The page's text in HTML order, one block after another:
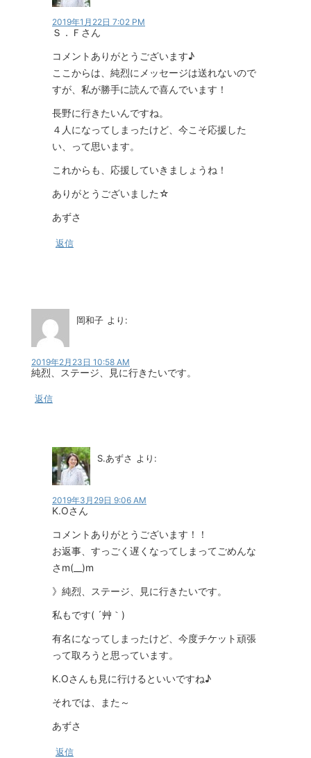
2019年1月22日 7:02 PM
Ｓ．Ｆさん
コメントありがとうございます♪
ここからは、純烈にメッセージは送れないので
すが、私が勝手に読んで喜んでいます！
長野に行きたいんですね。
４人になってしまったけど、今こそ応援した
い、って思います。
これからも、応援していきましょうね！
ありがとうございました☆
あずさ
返信
岡和子 より:
2019年2月23日 10:58 AM
純烈、ステージ、見に行きたいです。
返信
S.あずさ より:
2019年3月29日 9:06 AM
K.Oさん
コメントありがとうございます！！
お返事、すっごく遅くなってしまってごめんな
さm(__)m
》純烈、ステージ、見に行きたいです。
私もです( ´艸｀)
有名になってしまったけど、今度チケット頑張
って取ろうと思っています。
K.Oさんも見に行けるといいですね♪
それでは、また～
あずさ
返信